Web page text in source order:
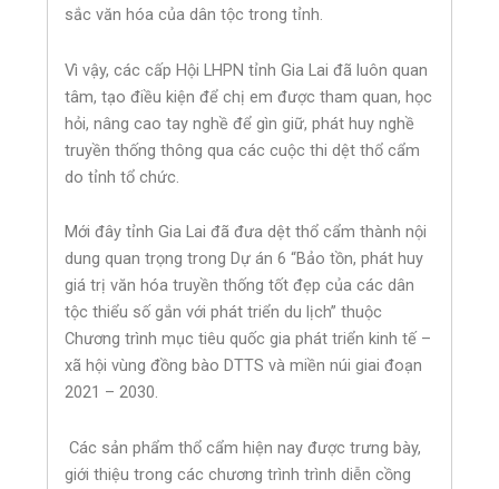
sắc văn hóa của dân tộc trong tỉnh.
Vì vậy, các cấp Hội LHPN tỉnh Gia Lai đã luôn quan
tâm, tạo điều kiện để chị em được tham quan, học
hỏi, nâng cao tay nghề để gìn giữ, phát huy nghề
truyền thống thông qua các cuộc thi dệt thổ cẩm
do tỉnh tổ chức.
Mới đây tỉnh Gia Lai đã đưa dệt thổ cẩm thành nội
dung quan trọng trong Dự án 6 “Bảo tồn, phát huy
giá trị văn hóa truyền thống tốt đẹp của các dân
tộc thiểu số gắn với phát triển du lịch” thuộc
Chương trình mục tiêu quốc gia phát triển kinh tế –
xã hội vùng đồng bào DTTS và miền núi giai đoạn
2021 – 2030.
Các sản phẩm thổ cẩm hiện nay được trưng bày,
giới thiệu trong các chương trình trình diễn cồng